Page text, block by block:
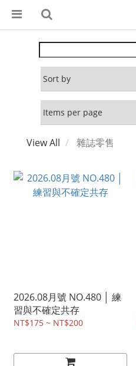
View All 雜誌零售
2026.08月號 NO.480 │ 練
習與不確定共存
NT$175 ~ NT$200